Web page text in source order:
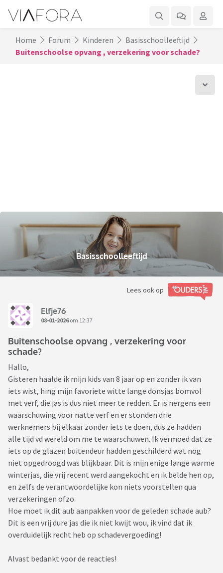
Home Forum Kinderen
Basisschoolleeftijd
Buitenschoolse opvang , verzekering voor schade?
Basisschoolleeftijd
Lees ook op
Elfje76
08-01-2026om 12:37
Buitenschoolse opvang , verzekering voor
schade?
Hallo,
Gisteren haalde ik mijn kids van 8 jaar op en zonder ik van
iets wist, hing mijn favoriete witte lange donsjas bomvol
met verf, die jas is dus niet meer te redden. Er is nergens een
waarschuwing voor natte verf en er stonden drie
werknemers bij elkaar zonder iets te doen, dus ze hadden
alle tijd vd wereld om me te waarschuwen. Ik vermoed dat ze
iets op de glazen buitendeur hadden geschilderd wat nog
niet opgedroogd was blijkbaar. Dit is mijn enige lange warme
winterjas, die vrij recent werd aangekocht en ik belde hen op,
en zelfs de verantwoordelijke kon niets voorstellen qua
verzekeringen ofzo.
Hoe moet ik dit aub aanpakken voor de geleden schade aub?
Dit is een vrij dure jas die ik niet kwijt wou, ik vind dat ik
overduidelijk recht heb op schadevergoeding!
Alvast bedankt voor de reacties!